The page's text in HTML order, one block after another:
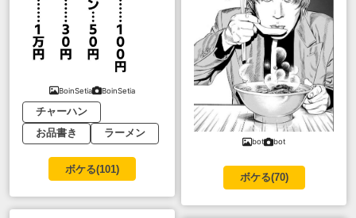
BoinSetia BoinSetia
チャーハン
お品書き
ラーメン
ボケる(101)
bot bot
ボケる(70)